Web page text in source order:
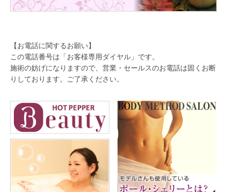
【お電話に関するお願い】
この電話番号は「お客様専用ダイヤル」です。
施術の妨げになりますので、営業・セールスのお電話は固くお断
りしております。ご了承ください。